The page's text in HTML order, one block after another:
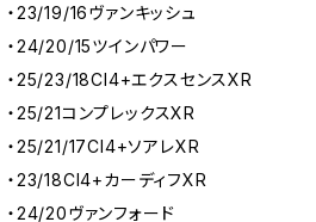
・23/19/16ヴァンキッシュ
・24/20/15ツインパワー
・25/23/18CI4+エクスセンスXR
・25/21コンプレックスXR
・25/21/17CI4+ソアレXR
・23/18CI4+カーディフXR
・24/20ヴァンフォード